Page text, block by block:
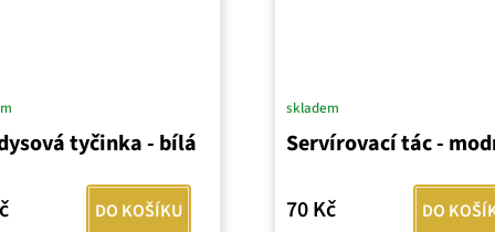
tyčinka - bílá
DO KOŠÍKU
Servírovací tác -
skladem
70 Kč DO